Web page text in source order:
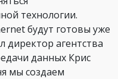
технологии.
будут готовы уже
агентства
данных Крис
мы создаем